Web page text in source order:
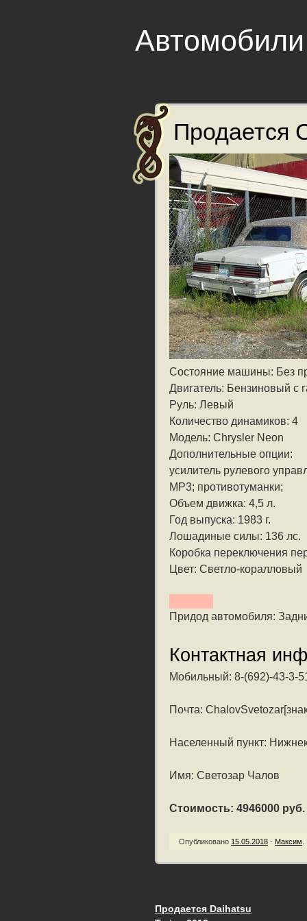
Автомобили
Продается
Состояние машины: Без
Двигатель: Бензиновый с
Руль: Левый
Количество динамиков: 4
Модель: Chrysler Neon
Дополнительные опции:
усилитель рулевого
MP3; противотуманки;
Объем движка: 4,5 л.
Год выпуска: 1983 г.
Лошадиные силы: 136 лс.
Коробка переключения
Цвет: Светло-коралловый
Придод автомобиля:
Контактная
Мобильный: 8-(692)-43-3-
Почта:
Населенный пункт:
Имя: Светозар Чалов
Стоимость: 4946000 руб.
Опубликовано 15.05.2018 - Максим
Продается Daihatsu